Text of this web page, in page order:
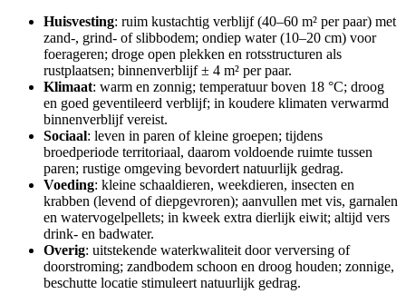
Huisvesting: ruim kustachtig verblijf (40–60 m² per paar) met
zand-, grind- of slibbodem; ondiep water (10–20 cm) voor
foerageren; droge open plekken en rotsstructuren als
rustplaatsen; binnenverblijf ± 4 m² per paar.
Klimaat: warm en zonnig; temperatuur boven 18 °C; droog
en goed geventileerd verblijf; in koudere klimaten verwarmd
binnenverblijf vereist.
Sociaal: leven in paren of kleine groepen; tijdens
broedperiode territoriaal, daarom voldoende ruimte tussen
paren; rustige omgeving bevordert natuurlijk gedrag.
Voeding: kleine schaaldieren, weekdieren, insecten en
krabben (levend of diepgevroren); aanvullen met vis, garnalen
en watervogelpellets; in kweek extra dierlijk eiwit; altijd vers
drink- en badwater.
Overig: uitstekende waterkwaliteit door verversing of
doorstroming; zandbodem schoon en droog houden; zonnige,
beschutte locatie stimuleert natuurlijk gedrag.